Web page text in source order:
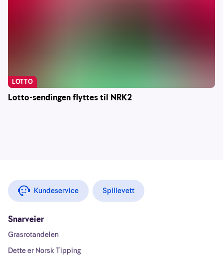
Lotto-sendingen flyttes til NRK2
LOTTO
Kundeservice Spillevett
Snarveier
Grasrotandelen
Dette er Norsk Tipping